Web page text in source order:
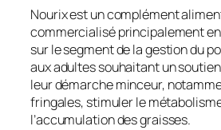
Nourix est un complément
commercialisé principalement
sur le segment de la gestion du
aux adultes souhaitant un
leur démarche minceur,
fringales, stimuler le
l’accumulation des graisses.